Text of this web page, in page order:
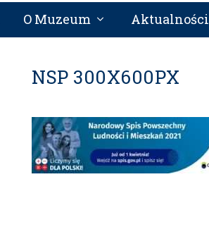
O Muzeum Aktualności
NSP 300X600PX